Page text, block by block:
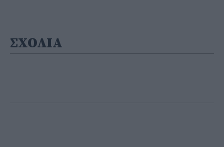
ΣΧΟΛΙΑ